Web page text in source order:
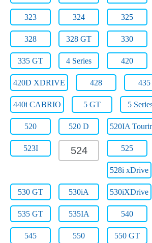
323 324 325
328 328 GT 330
335 GT 4 Series 420
420D XDRIVE 428 435
440i CABRIO 5 GT 5
520 520 D 520IA
523I 524 525
528i xDrive
530 GT 530iA 530iXDrive
535 GT 535IA 540
545 550 550 GT